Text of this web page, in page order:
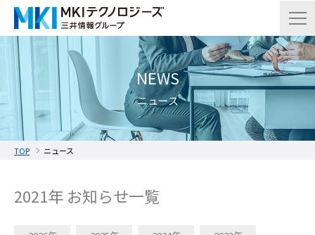
NEWS
ニュース
TOP ニュース
2021年 お知らせ一覧